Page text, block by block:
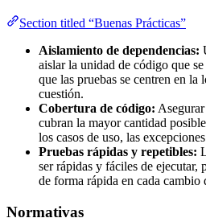
Section titled “Buenas Prácticas”
Aislamiento de dependencias:
aislar la unidad de código que
que las pruebas se centren en la
cuestión.
Cobertura de código:
cubran la mayor cantidad
los casos de uso, las
Pruebas rápidas y repetibles:
ser rápidas y fáciles de ejecutar,
de forma rápida en cada cambio
Normativas